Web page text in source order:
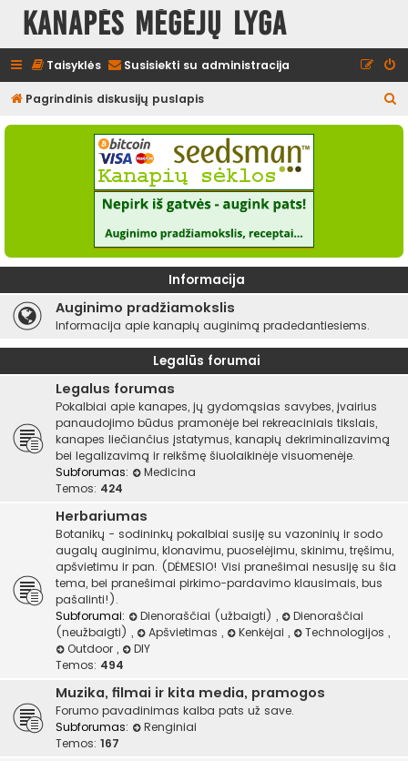
Kanapės mėgėjų lyga
Taisyklės Susisiekti su administracija
Pagrindinis diskusijų puslapis
e
Informacija
Auginimo pradžiamokslis
Informacija apie kanapių auginimą pradedantiesiems.
Legalūs forumai
Legalus forumas
Pokalbiai apie kanapes, jų gydomąsias savybes, įvairius
panaudojimo būdus pramonėje bei rekreaciniais tikslais,
kanapes liečiančius įstatymus, kanapių dekriminalizavimą
bei legalizavimą ir reikšmę šiuolaikinėje visuomenėje.
Subforumas:
Medicina
Temos: 424
Herbariumas
Botanikų - sodininkų pokalbiai susiję su vazoninių ir sodo
augalų auginimu, klonavimu, puoselėjimu, skinimu, tręšimu,
apšvietimu ir pan. (DĖMESIO! Visi pranešimai nesusiję su šia
tema, bei pranešimai pirkimo-pardavimo klausimais, bus
pašalinti!).
Subforumai:
Dienoraščiai (užbaigti) ,
Dienoraščiai
(neužbaigti) , Apšvietimas , Kenkėjai , Technologijos ,
Outdoor ,
DIY
Temos: 494
Muzika, filmai ir kita media, pramogos
Forumo pavadinimas kalba pats už save.
Subforumas:
Renginiai
Temos: 167